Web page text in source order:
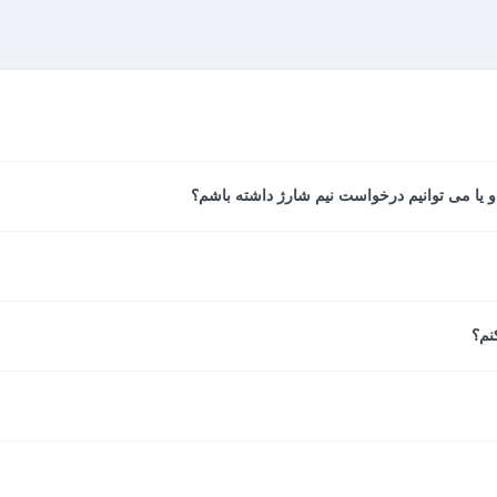
شده مانند مشخصات اتاق، تاریخ، مدت اقامت، خدمات هتل، نام